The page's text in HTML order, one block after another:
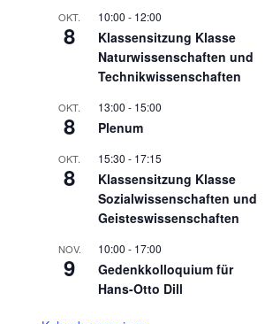
OKT.
8
10:00 - 12:00
Klassensitzung Klasse
Naturwissenschaften und
Technikwissenschaften
OKT.
8
13:00 - 15:00
Plenum
OKT.
8
15:30 - 17:15
Klassensitzung Klasse
Sozialwissenschaften und
Geisteswissenschaften
NOV.
9
10:00 - 17:00
Gedenkkolloquium für
Hans-Otto Dill